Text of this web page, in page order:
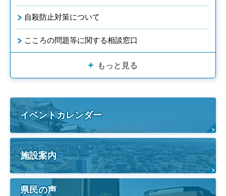
自殺防止対策について
こころの問題等に関する相談窓口
もっと見る
イベントカレンダー
施設案内
県民の声